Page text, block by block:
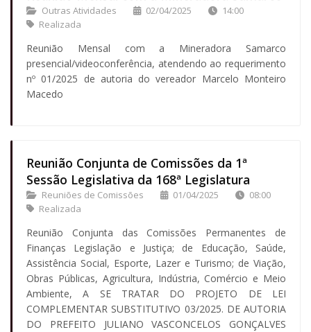
Outras Atividades 02/04/2025
14:00
Realizada
Reunião Mensal com a Mineradora Samarco
presencial/videoconferência, atendendo ao requerimento
nº 01/2025 de autoria do vereador Marcelo Monteiro
Macedo
Reunião Conjunta de Comissões da 1ª
Sessão Legislativa da 168ª Legislatura
Reuniões de Comissões 01/04/2025
08:00
Realizada
Reunião Conjunta das Comissões Permanentes de
Finanças Legislação e Justiça; de Educação, Saúde,
Assistência Social, Esporte, Lazer e Turismo; de Viação,
Obras Públicas, Agricultura, Indústria, Comércio e Meio
Ambiente, A SE TRATAR DO PROJETO DE LEI
COMPLEMENTAR SUBSTITUTIVO 03/2025. DE AUTORIA
DO PREFEITO JULIANO VASCONCELOS GONÇALVES